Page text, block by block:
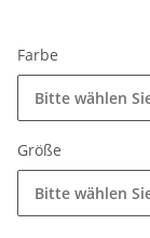
Farbe
Bitte wählen
Größe
Bitte wählen